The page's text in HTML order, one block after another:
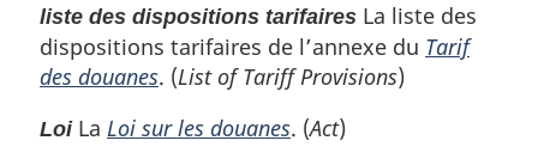
liste des dispositions tarifaires La liste des
dispositions tarifaires de l’annexe du Tarif
des douanes. (List of Tariff Provisions)
LoiLa Loi sur les douanes. (Act)